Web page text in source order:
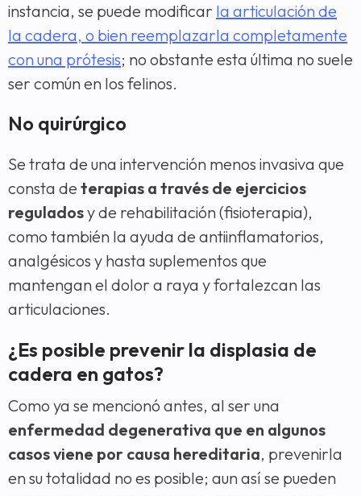
instancia, se puede modificar la articulación de
la cadera, o bien reemplazarla completamente
con una prótesis; no obstante esta última no suele
ser común en los felinos.
No quirúrgico
Se trata de una intervención menos invasiva que
consta de terapias a través de ejercicios
reguladosy de rehabilitación (fisioterapia),
como también la ayuda de antiinflamatorios,
analgésicos y hasta suplementos que
mantengan el dolor a raya y fortalezcan las
articulaciones.
¿Es posible prevenir la displasia de
cadera en gatos?
Como ya se mencionó antes, al ser una
enfermedad degenerativa que en algunos
casos viene por causa hereditaria, prevenirla
en su totalidad no es posible; aun así se pueden